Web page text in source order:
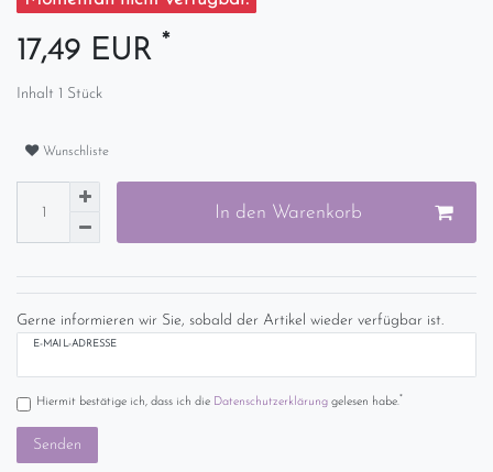
17,49 EUR *
Inhalt 1 Stück
Wunschliste
In den Warenkorb
Gerne informieren wir Sie, sobald der Artikel wieder verfügbar ist.
E-MAIL-ADRESSE
Hiermit bestätige ich, dass ich die Daten­schutz­erklärunggelesen habe.*
Senden